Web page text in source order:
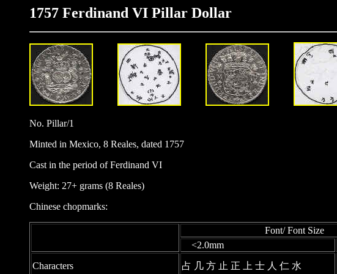
1757 Ferdinand VI Pillar Dollar
No. Pillar/1
Minted in Mexico, 8 Reales, dated 1757
Cast in the period of Ferdinand VI
Weight: 27+ grams (8 Reales)
Chinese chopmarks:
Font/ Font Size
<2.0mm
Characters
占 几 方 止 正 上 士 人 仁 水